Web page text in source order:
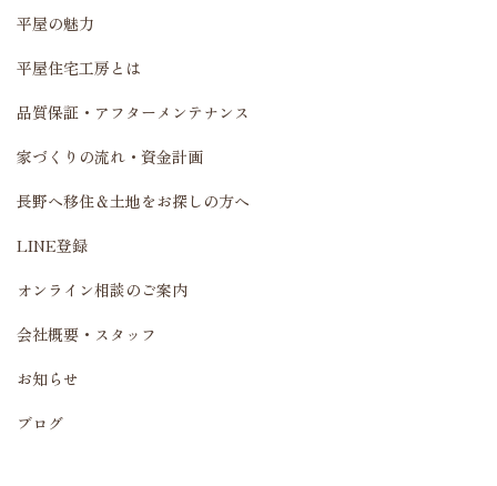
平屋の魅力
平屋住宅工房とは
品質保証・アフターメンテナンス
家づくりの流れ・資金計画
長野へ移住＆土地をお探しの方へ
LINE登録
オンライン相談のご案内
会社概要・スタッフ
お知らせ
ブログ